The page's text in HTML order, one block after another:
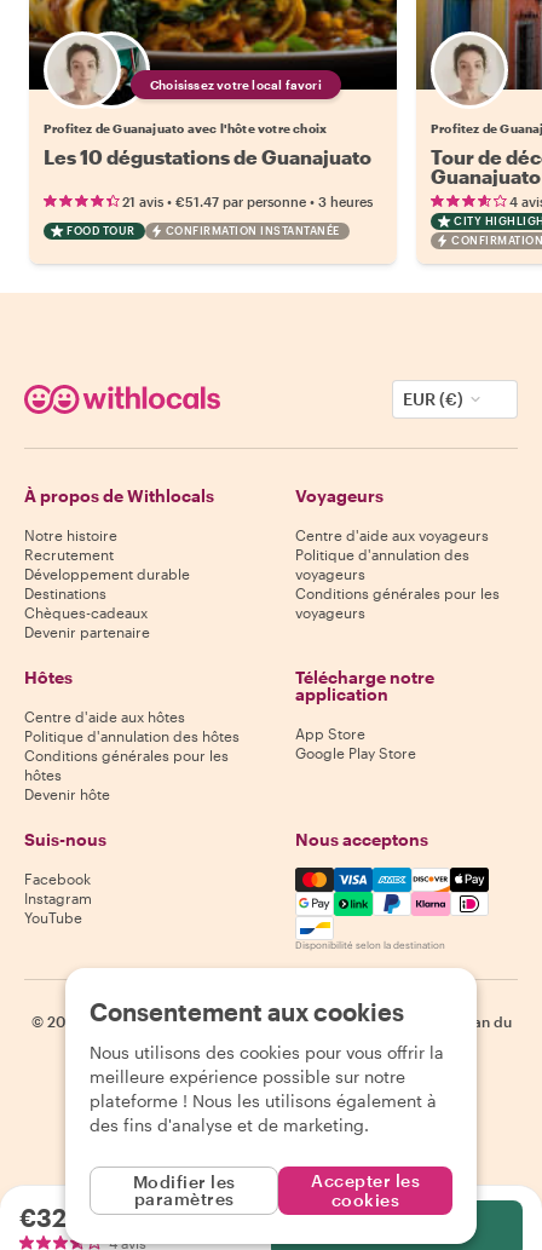
Choisissez votre local favori
Profitez de Guanajuato avec l'hôte votre choix
Les 10 dégustations de Guanajuato
21 avis • €51.47 par personne • 3 heures
FOOD TOUR CONFIRMATION INSTANTANÉE
Profitez de
Tour de
Guanajuato
4
CITY
€32.35par personne
4 avis
EUR (€)
À propos de Withlocals
Notre histoire
Recrutement
Développement durable
Destinations
Chèques-cadeaux
Devenir partenaire
Voyageurs
Centre d'aide aux voyageurs
Politique d'annulation des
voyageurs
Conditions générales pour les
voyageurs
Hôtes
Centre d'aide aux hôtes
Politique d'annulation des hôtes
Conditions générales pour les
hôtes
Devenir hôte
Télécharge notre
application
App Store
Google Play Store
Suis-nous
Facebook
Instagram
YouTube
Nous acceptons
Mastercard, Visa, Amex,
Disponibilité selon la destination
© 2026 Withlocals.com | Politique de confidentialité | Cookies
Plan du
site
Consentement aux cookies
Nous utilisons des cookies pour vous offrir la
meilleure expérience possible sur notre
plateforme ! Nous les utilisons également à
des fins d'analyse et de marketing.
Modifier les
paramètres
Accepter les
cookies